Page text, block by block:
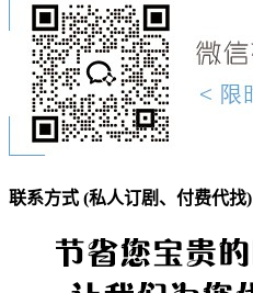
联系方式 (私人订剧、付费代找)